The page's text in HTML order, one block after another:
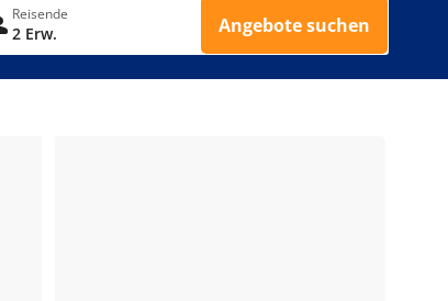
Reisende
2 Erw. Angebote suchen